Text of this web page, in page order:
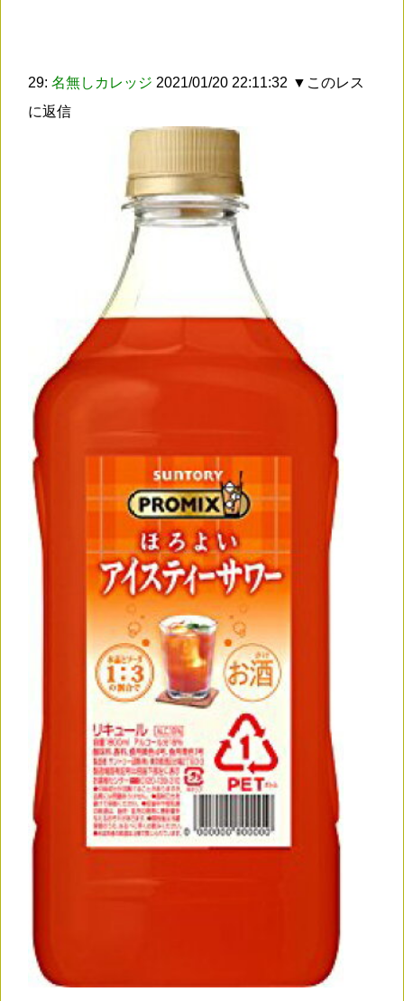
29: 名無しカレッジ 2021/01/20 22:11:32 ▼このレス
に返信